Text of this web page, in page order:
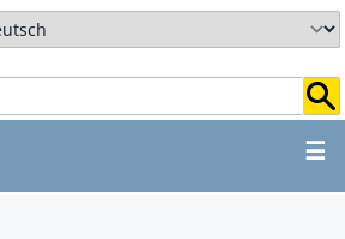
☰
ZUM HAUPTBEREICH